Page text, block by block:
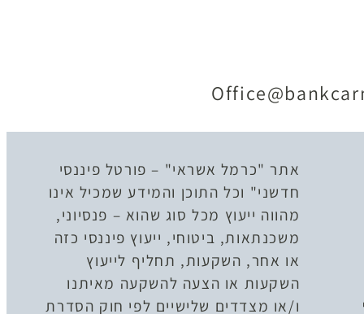
אתר "כרמל אשראי" – פורטל פיננסי
חדשני" וכל התוכן והמידע שמכיל אינו
מהווה ייעוץ מכל סוג שהוא – פנסיוני,
משכנתאות, ביטוחי, ייעוץ פיננסי כזה
או אחר, השקעות, תחליף לייעוץ
השקעות או הצעה להשקעה מאיתנו
ו/או מצדדים שלישיים לפי חוק הסדרת